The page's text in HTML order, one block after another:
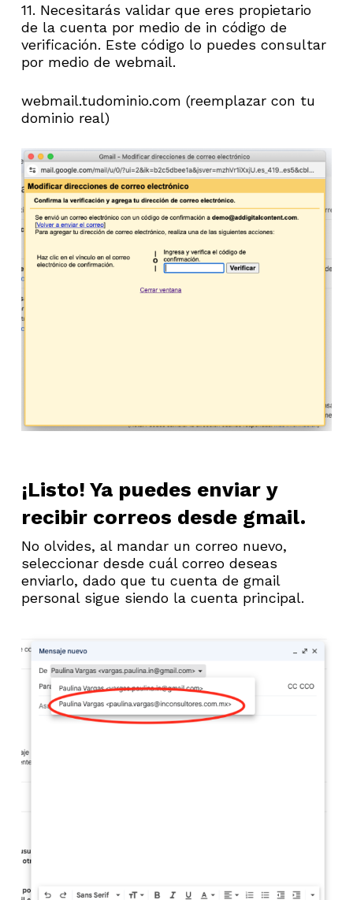
11. Necesitarás validar que eres propietario
de la cuenta por medio de in código de
verificación. Este código lo puedes consultar
por medio de webmail.
webmail.tudominio.com (reemplazar con tu
dominio real)
¡Listo! Ya puedes enviar y
recibir correos desde gmail.
No olvides, al mandar un correo nuevo,
seleccionar desde cuál correo deseas
enviarlo, dado que tu cuenta de gmail
personal sigue siendo la cuenta principal.